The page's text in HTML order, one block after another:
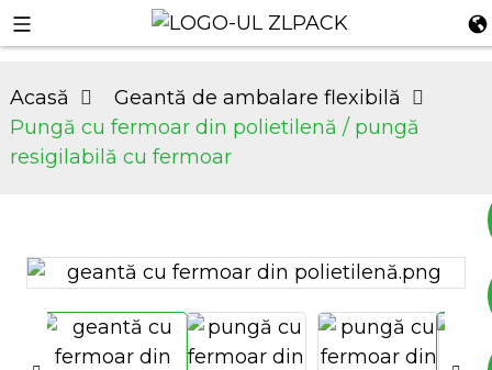
Acasă
Geantă de ambalare flexibilă
Pungă cu fermoar din polietilenă / pungă
resigilabilă cu fermoar